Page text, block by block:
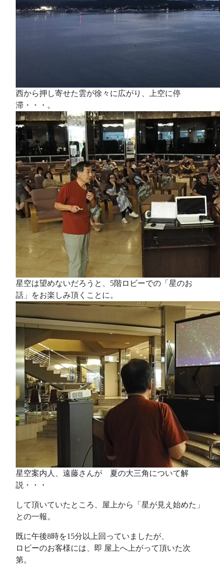
西から押し寄せた雲が徐々に広がり、上空に停
滞・・・。
星空は望めないだろうと、5階ロビーでの「星のお
話」をお楽しみ頂くことに。
星空案内人、遠藤さんが 夏の大三角について解
説・・・
して頂いていたところ、屋上から「星が見え始めた」
との一報。
既に午後8時を15分以上回っていましたが、
ロビーのお客様には、即 屋上へ上がって頂いた次
第。